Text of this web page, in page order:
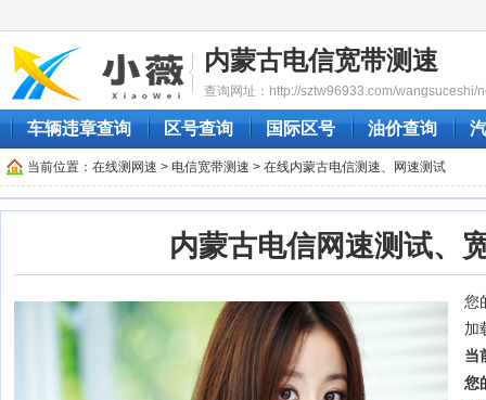
内蒙古电信宽带测速
查询网址：http://sztw96933.com/wangsuceshi/
车辆违章查询 区号查询 国际区号 油价查询
当前位置： 在线测网速 > 电信宽带测速 > 在线内蒙古电信测速、网速测试
内蒙古电信网速测试、
您
加
当
您